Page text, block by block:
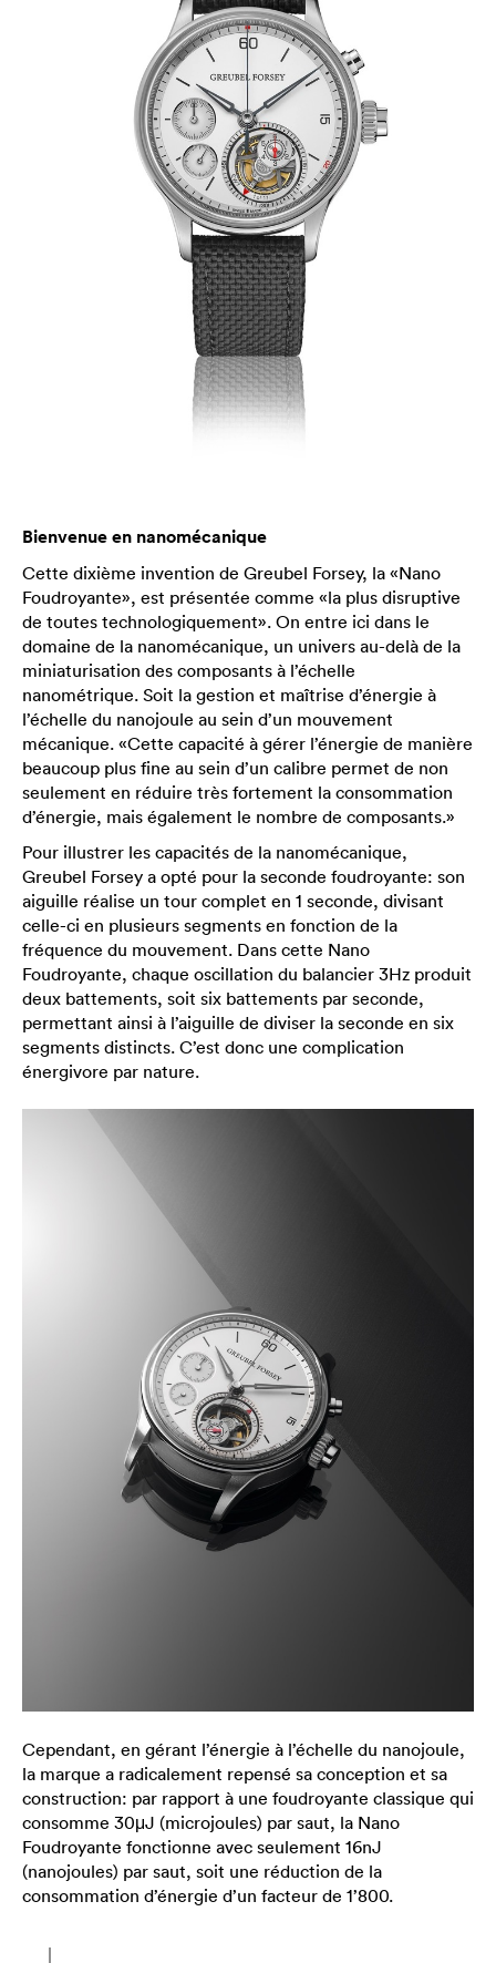
Bienvenue en nanomécanique
Cette dixième invention de Greubel Forsey, la «Nano
Foudroyante», est présentée comme «la plus disruptive
de toutes technologiquement». On entre ici dans le
domaine de la nanomécanique, un univers au-delà de la
miniaturisation des composants à l’échelle
nanométrique. Soit la gestion et maîtrise d’énergie à
l’échelle du nanojoule au sein d’un mouvement
mécanique. «Cette capacité à gérer l’énergie de manière
beaucoup plus fine au sein d’un calibre permet de non
seulement en réduire très fortement la consommation
d’énergie, mais également le nombre de composants.»
Pour illustrer les capacités de la nanomécanique,
Greubel Forsey a opté pour la seconde foudroyante: son
aiguille réalise un tour complet en 1 seconde, divisant
celle-ci en plusieurs segments en fonction de la
fréquence du mouvement. Dans cette Nano
Foudroyante, chaque oscillation du balancier 3Hz produit
deux battements, soit six battements par seconde,
permettant ainsi à l’aiguille de diviser la seconde en six
segments distincts. C’est donc une complication
énergivore par nature.
Cependant, en gérant l’énergie à l’échelle du nanojoule,
la marque a radicalement repensé sa conception et sa
construction: par rapport à une foudroyante classique qui
consomme 30μJ (microjoules) par saut, la Nano
Foudroyante fonctionne avec seulement 16nJ
(nanojoules) par saut, soit une réduction de la
consommation d’énergie d’un facteur de 1’800.